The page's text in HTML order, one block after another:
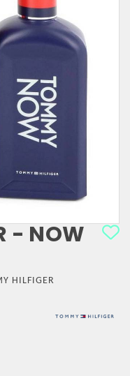
- NOW
HILFIGER